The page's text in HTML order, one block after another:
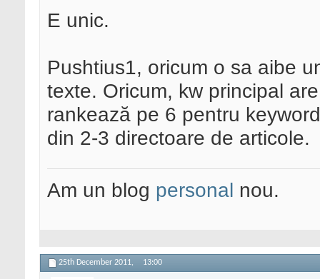
E unic.
Pushtius1, oricum o sa aibe
texte. Oricum, kw principal
rankează pe 6 pentru
din 2-3 directoare de articole.
Am un blog personal nou.
25th December 2011, 13:00